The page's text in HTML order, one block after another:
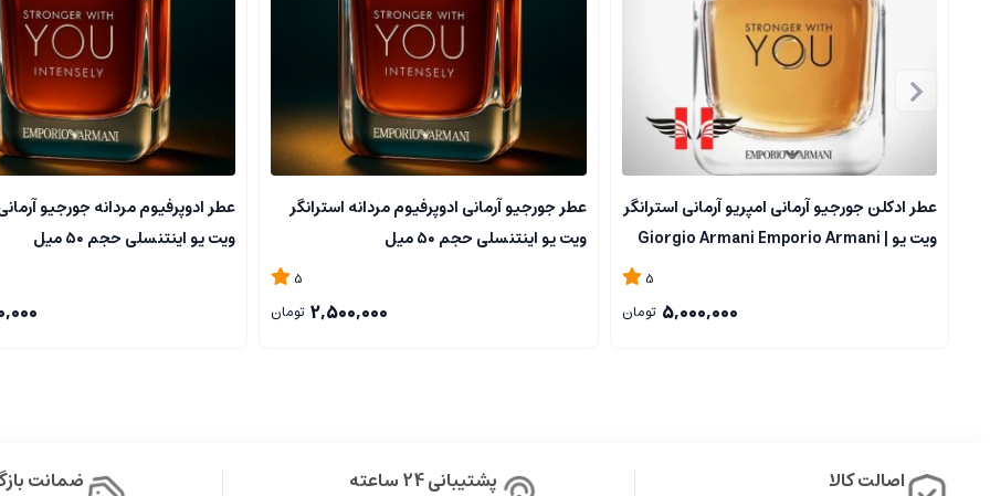
تنباکو
ادویه ها که حس گرما و عمق دارند مانند دارچین و میخک
نت های میانی
گل ها مثل یاسمین، رز، زعفران
ادویه جات ملایم تر
نت های اولیه(Top Notes):
عطر ادکلن جورجیو آرمانی امپریو آرمانی استرانگر
ویت یو | Giorgio Armani Emporio Armani
5
5,000,000 تومان
عطر جورجیو آرمانی ادوپرفیوم مردانه استرانگر
ویت یو اینتنسلی حجم ۵۰ میل
5
2,500,000 تومان
عطر ادوپرفیوم مردانه جورجیو
ویت یو اینتنسلی حجم ۵۰ میل
اصالت کالا پشتیبانی 24 ساعته ضمانت